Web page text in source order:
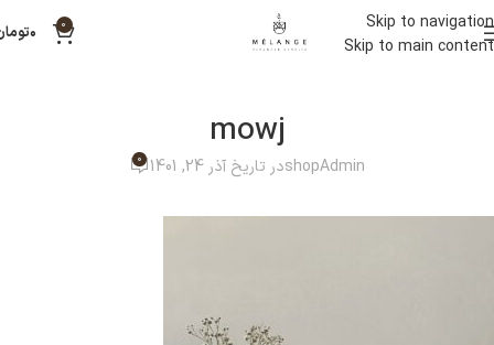
Skip to navigation
Skip to main content
0 ۰
mowj
shopAdminدر تاریخ آذر 24, 1401 0